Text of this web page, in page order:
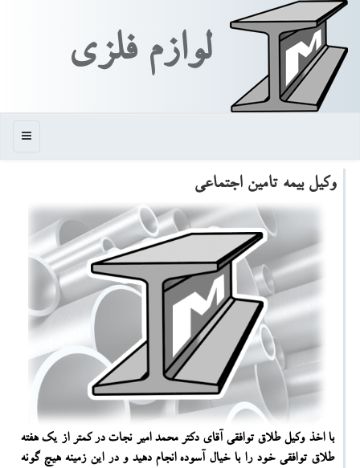
لوازم فلزی
منو
وكیل بیمه تامین اجتماعی
با اخذ وكیل طلاق توافقی آقای دكتر محمد امیر نجات در كمتر از یك هفته
طلاق توافقی خود را با خیال آسوده انجام دهید و در این زمینه هیچ گونه